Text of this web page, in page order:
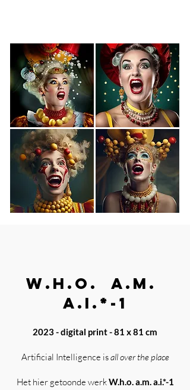
W.H.O. A.M.
A.I. *-1
2023 - digital print - 81 x 81 cm
Artificial Intelligence isall over the place
Het hier getoonde werkW.h.o. a.m. a.i.*-1